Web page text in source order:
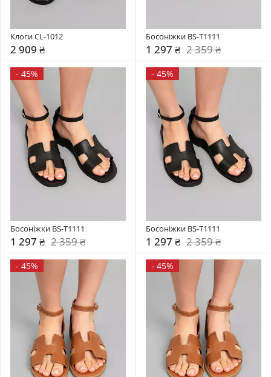
Клоги CL-1012
2 909 ₴
Босоніжки BS-T1111
1 297 ₴ 2 359 ₴
- 45%
Босоніжки BS-T1111
1 297 ₴ 2 359 ₴
- 45%
Босоніжки BS-T1111
1 297 ₴ 2 359 ₴
- 45% - 45%